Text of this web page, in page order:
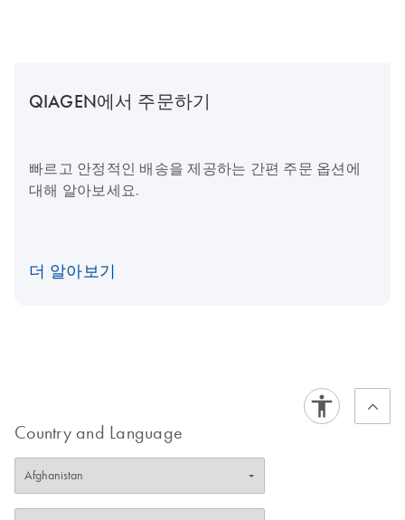
QIAGEN에서 주문하기
빠르고 안정적인 배송을 제공하는 간편 주문 옵션에
대해 알아보세요.
더 알아보기
Country and Language